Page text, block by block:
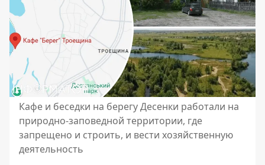
Кафе и беседки на берегу Десенки работали на
природно-заповедной территории, где
запрещено и строить, и вести хозяйственную
деятельность